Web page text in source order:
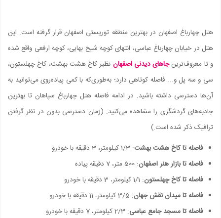
هتل چهارباغ اصفهان در بهترین منطقه توریستی اصفهان قرار گرفته است. این
هتل در خیابان چهارباغ عباسی، انتهای کوچه شیخ بهایی، کوچه ارفعی واقع شده
و تا معروف‌ترینجاهای دیدنی اصفهان نظیر کاخ هشت بهشت، کاخ چهلستون،
سی و سه پل و... فاصله کوتاهی دارد؛ به‌طوری‌که با کمی پیاد‌ه‌روی می‌توانید به
آن‌ها دسترسی داشته باشید. در ادامه فاصله هتل چهارباغ سپاهان تا بهترین
جاذبه‌های گردشگری را مشاهده می‌کنید. (زمان دسترسی بدون در نظر گرفتن
ترافیک ذکر شده است.)
فاصله تا کاخ هشت بهشت: 1/3 کیلومتر، 3 دقیقه با خودرو
فاصله تا بازار هنر اصفهان: 500 متر، 7 دقیقه پیاده
فاصله تا کاخ چهلستون: 1/1 کیلومتر، 3 دقیقه با خودرو
فاصله تا میدان نقش جهان: 3/5 کیلومتر، 11 دقیقه با خودرو
فاصله تا مسجد جامع عباسی: 2/3 کیلومتر، 7 دقیقه با خودرو